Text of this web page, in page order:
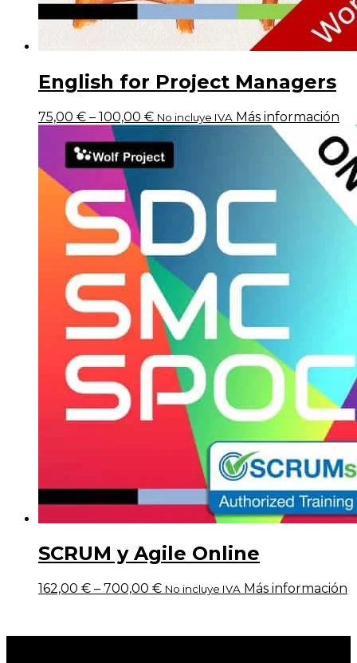
English for Project Managers
75,00 € – 100,00 € No incluye IVA Más información
SCRUM y Agile Online
162,00 € – 700,00 € No incluye IVA Más información